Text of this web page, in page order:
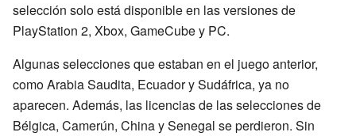
selección solo está disponible en las versiones de
PlayStation 2, Xbox, GameCube y PC.
Algunas selecciones que estaban en el juego anterior,
como Arabia Saudita, Ecuador y Sudáfrica, ya no
aparecen. Además, las licencias de las selecciones de
Bélgica, Camerún, China y Senegal se perdieron. Sin